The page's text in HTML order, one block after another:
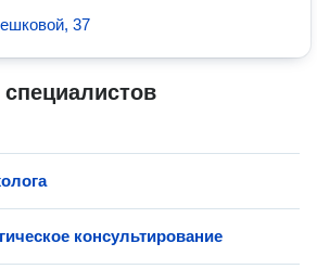
37
специалистов
консультирование